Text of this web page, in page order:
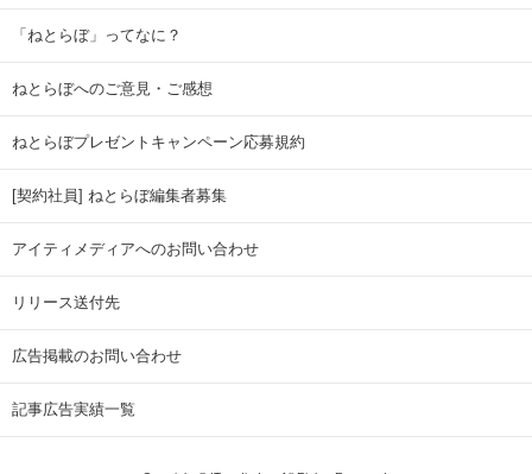
「ねとらぼ」ってなに？
ねとらぼへのご意見・ご感想
ねとらぼプレゼントキャンペーン応募規約
[契約社員] ねとらぼ編集者募集
アイティメディアへのお問い合わせ
リリース送付先
広告掲載のお問い合わせ
記事広告実績一覧